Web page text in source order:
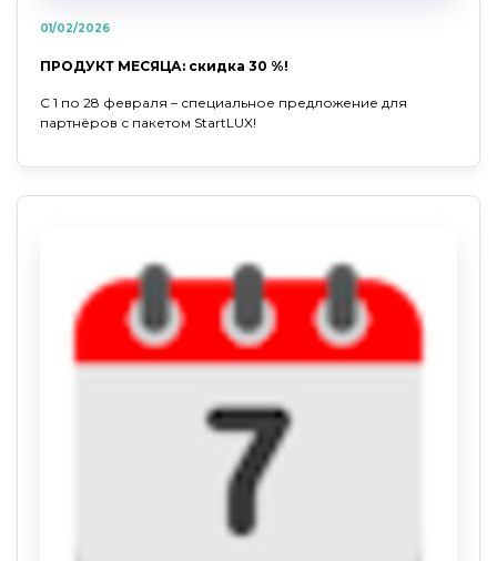
01/02/2026
ПРОДУКТ МЕСЯЦА: скидка 30 %!
С 1 по 28 февраля – специальное предложение для
партнёров с пакетом StartLUX!